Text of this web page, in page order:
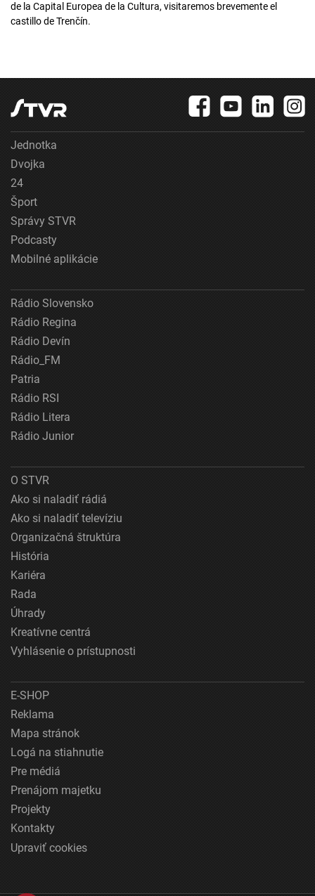
de la Capital Europea de la Cultura, visitaremos brevemente el
castillo de Trenčín.
Jednotka
Dvojka
24
Šport
Správy STVR
Podcasty
Mobilné aplikácie
Rádio Slovensko
Rádio Regina
Rádio Devín
Rádio_FM
Patria
Rádio RSI
Rádio Litera
Rádio Junior
O STVR
Ako si naladiť rádiá
Ako si naladiť televíziu
Organizačná štruktúra
História
Kariéra
Rada
Úhrady
Kreatívne centrá
Vyhlásenie o prístupnosti
E-SHOP
Reklama
Mapa stránok
Logá na stiahnutie
Pre médiá
Prenájom majetku
Projekty
Kontakty
Upraviť cookies